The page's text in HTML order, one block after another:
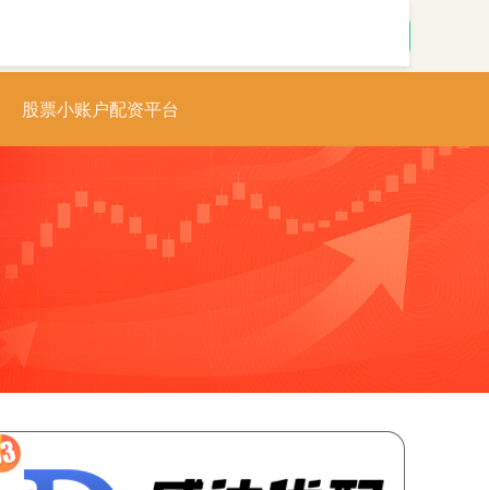
股票小账户配资平台